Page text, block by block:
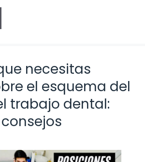
necesitas
el esquema del
trabajo dental: